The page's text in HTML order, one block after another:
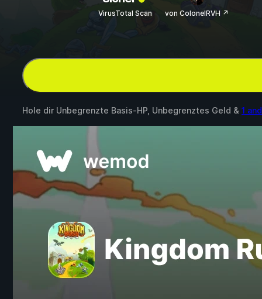
VirusTotal Scan von ColonelRVH ↗
Hole dir Unbegrenzte Basis-HP, Unbegrenztes Geld & 1